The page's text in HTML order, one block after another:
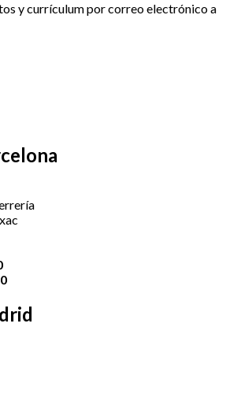
y currículum por correo electrónico a